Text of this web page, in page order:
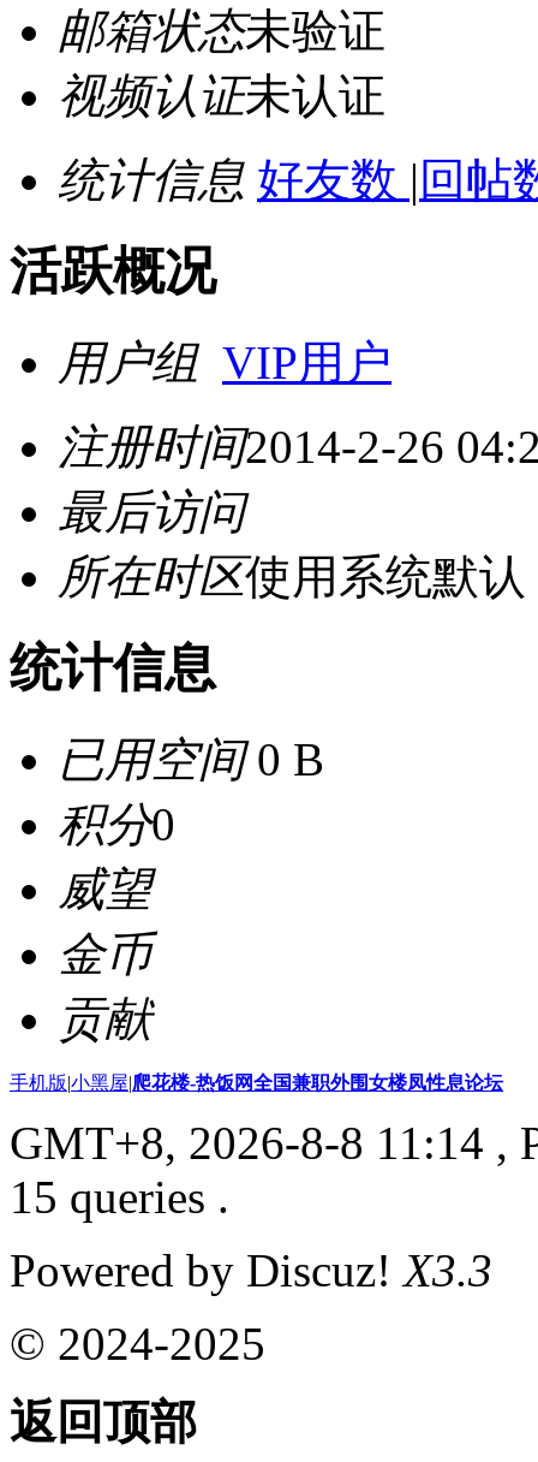
邮箱状态未验证
视频认证未认证
统计信息 好友数 | 回帖
活跃概况
用户组 VIP用户
注册时间2014-2-26
最后访问
所在时区使用系统默认
统计信息
已用空间0 B
积分0
威望
金币
贡献
手机版|小黑屋|爬花楼-热饭网全国兼职外围女楼凤性息论坛
GMT+8, 2026-8-8 11:14 ,
15 queries .
Powered by Discuz!X3.3
© 2024-2025
返回顶部